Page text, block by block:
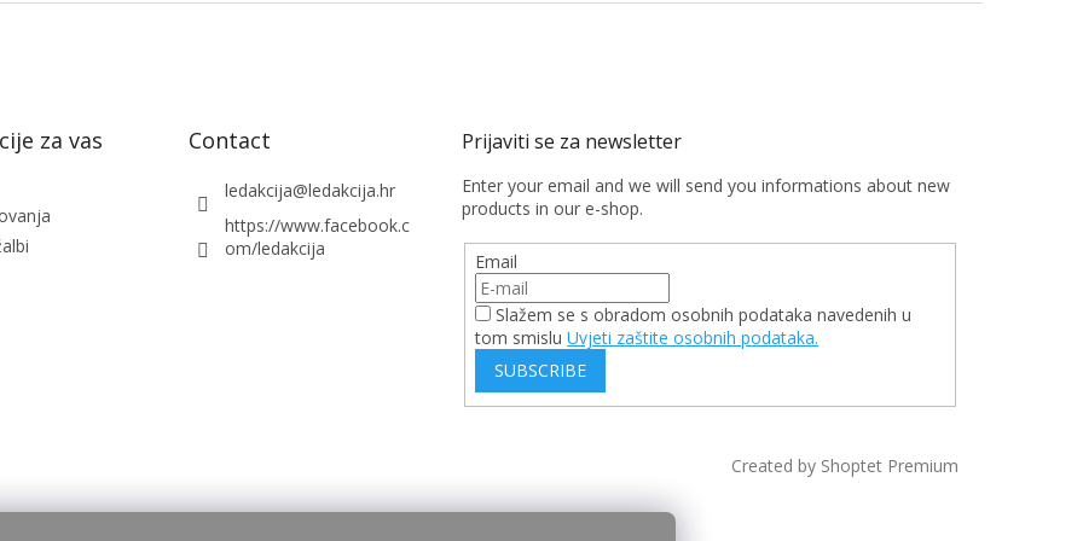
za vas Contact
ledakcija@ledakcija.hr
https://www.facebook.c
om/ledakcija
Enter your email and we will send you informations about new
products in our e-shop.
Email
Slažem se s obradom osobnih podataka navedenih u
tom smisluUvjeti zaštite osobnih podataka.
SUBSCRIBE
Created by Shoptet Premium